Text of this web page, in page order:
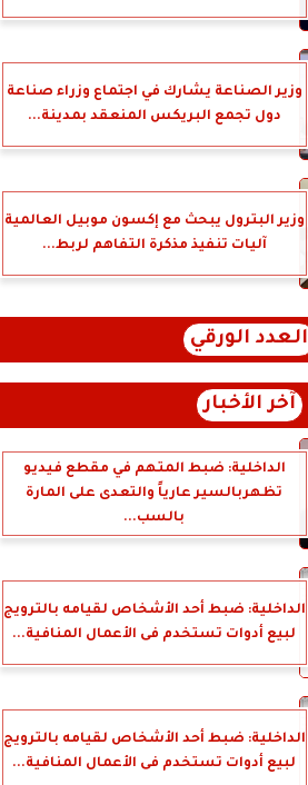
وزير الصناعة يشارك في اجتماع وزراء صناعة
دول تجمع البريكس المنعقد بمدينة...
وزير البترول يبحث مع إكسون موبيل العالمية
آليات تنفيذ مذكرة التفاهم لربط...
العدد الورقي
آخر الأخبار
الداخلية: ضبط المتهم في مقطع فيديو
تظهربالسير عارياً والتعدى على المارة
بالسب...
الداخلية: ضبط أحد الأشخاص لقيامه بالترويج
لبيع أدوات تستخدم فى الأعمال المنافية...
الداخلية: ضبط أحد الأشخاص لقيامه بالترويج
لبيع أدوات تستخدم فى الأعمال المنافية...